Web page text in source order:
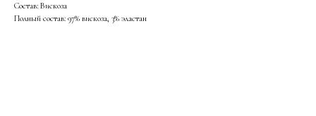
Состав: Вискоза
Полный состав: 97% вискоза, 3% эластан